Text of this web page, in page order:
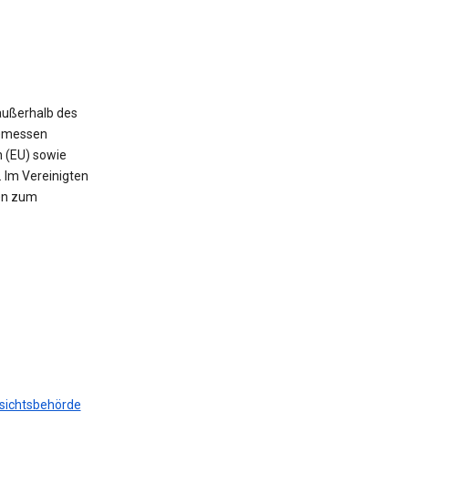
des
(EU) sowie
Im Vereinigten
zum